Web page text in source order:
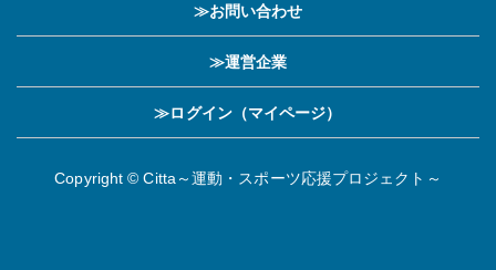
≫お問い合わせ
≫運営企業
≫ログイン（マイページ）
Copyright © Citta～運動・スポーツ応援プロジェクト～